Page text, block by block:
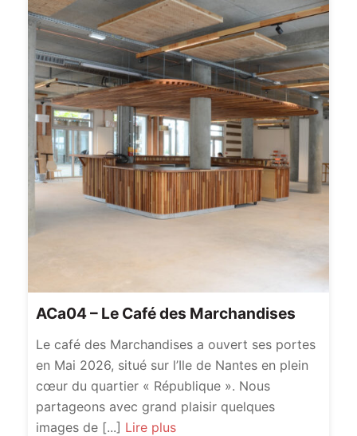
ACa04 – Le Café des Marchandises
Le café des Marchandises a ouvert ses portes
en Mai 2026, situé sur l’Ile de Nantes en plein
cœur du quartier « République ». Nous
partageons avec grand plaisir quelques
images de [...] Lire plus